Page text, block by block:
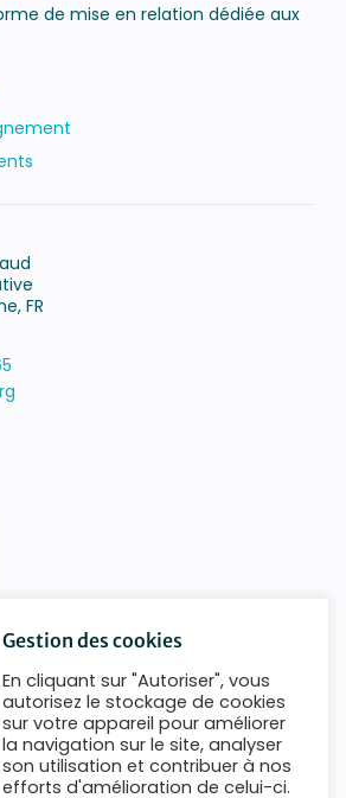
de mise en relation dédiée aux
FR
été délivrée au titre de la catégorie d’action
Gestion des cookies
En cliquant sur "Autoriser", vous
autorisez le stockage de cookies
sur votre appareil pour améliorer
la navigation sur le site, analyser
son utilisation et contribuer à nos
efforts d'amélioration de celui-ci.